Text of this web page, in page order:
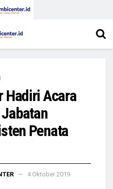
Hadiri Acara
Penata
4 Oktober 2019